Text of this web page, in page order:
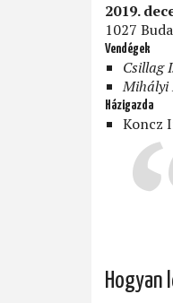
2019.
1027
Vendégek
Csillag
Mihályi
Házigazda
Koncz